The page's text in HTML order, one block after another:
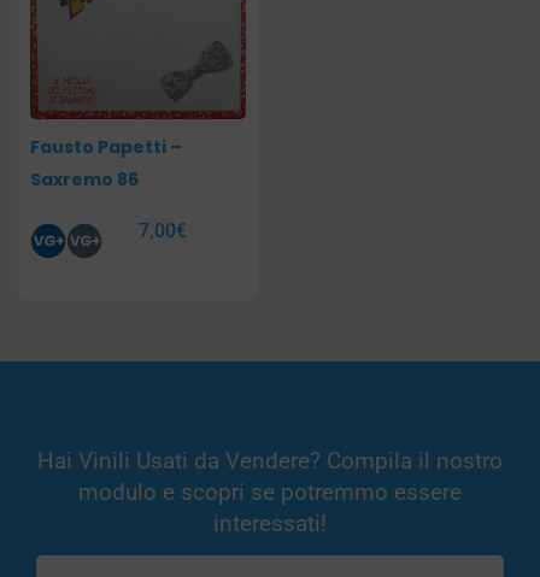
Fausto Papetti –
Saxremo 86
7,00€
Hai Vinili Usati da Vendere? Compila il nostro
modulo e scopri se potremmo essere
interessati!